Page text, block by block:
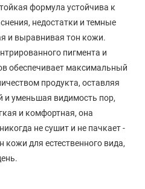
формула устойчива к
недостатки и темные
и выравнивая тон кожи.
пигмента и
обеспечивает максимальный
продукта, оставляя
и уменьшая видимость пор,
и комфортная, она
не сушит и не пачкает -
кожи для естественного вида,